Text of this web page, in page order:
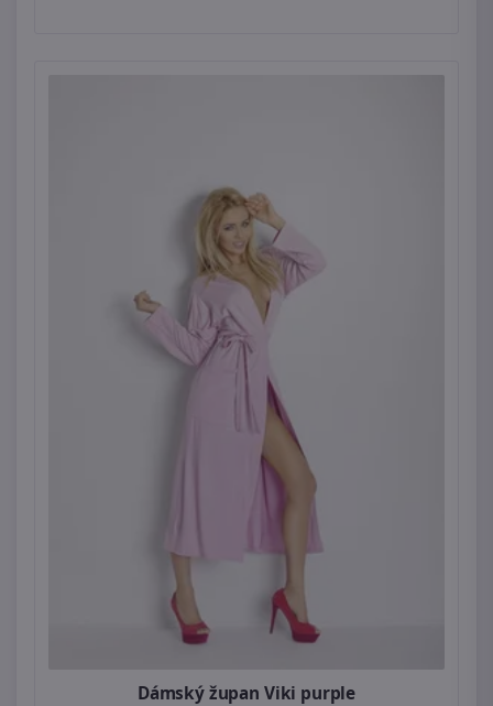
Dámský župan Viki purple